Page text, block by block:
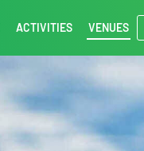
ACTIVITIES VENUES